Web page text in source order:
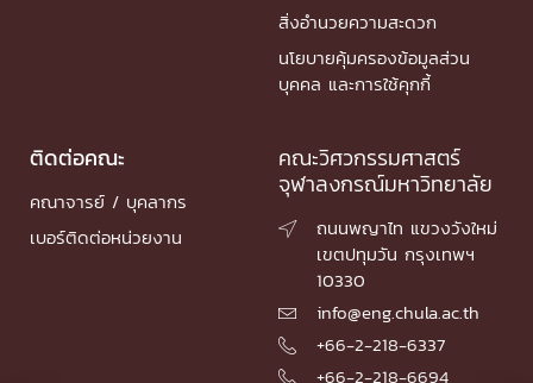
สิ่งอำนวยความสะดวก
นโยบายคุ้มครองข้อมูลส่วน
บุคคล และการใช้คุกกี้
ติดต่อคณะ
คณาจารย์ / บุคลากร
เบอร์ติดต่อหน่วยงาน
คณะวิศวกรรมศาสตร์
จุฬาลงกรณ์มหาวิทยาลัย

ถนนพญาไท แขวงวังใหม่
เขตปทุมวัน กรุงเทพฯ
10330
 info@eng.chula.ac.th
 +66-2-218-6337
 +66-2-218-6694